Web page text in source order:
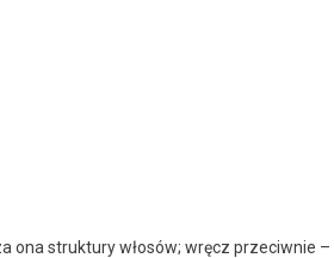
ona struktury włosów; wręcz przeciwnie –